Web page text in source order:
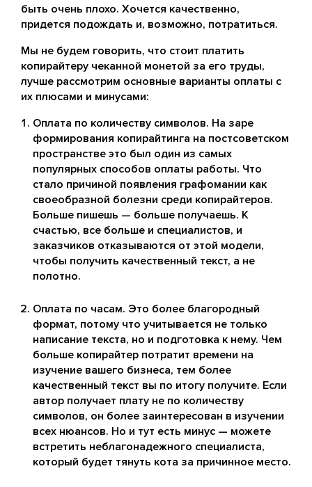
быть очень плохо. Хочется качественно,
придется подождать и, возможно, потратиться.
Мы не будем говорить, что стоит платить
копирайтеру чеканной монетой за его труды,
лучше рассмотрим основные варианты оплаты с
их плюсами и минусами:
Оплата по количеству символов. На заре
формирования копирайтинга на постсоветском
пространстве это был один из самых
популярных способов оплаты работы. Что
стало причиной появления графомании как
своеобразной болезни среди копирайтеров.
Больше пишешь — больше получаешь. К
счастью, все больше и специалистов, и
заказчиков отказываются от этой модели,
чтобы получить качественный текст, а не
полотно.
Оплата по часам. Это более благородный
формат, потому что учитывается не только
написание текста, но и подготовка к нему. Чем
больше копирайтер потратит времени на
изучение вашего бизнеса, тем более
качественный текст вы по итогу получите. Если
автор получает плату не по количеству
символов, он более заинтересован в изучении
всех нюансов. Но и тут есть минус — можете
встретить неблагонадежного специалиста,
который будет тянуть кота за причинное место.